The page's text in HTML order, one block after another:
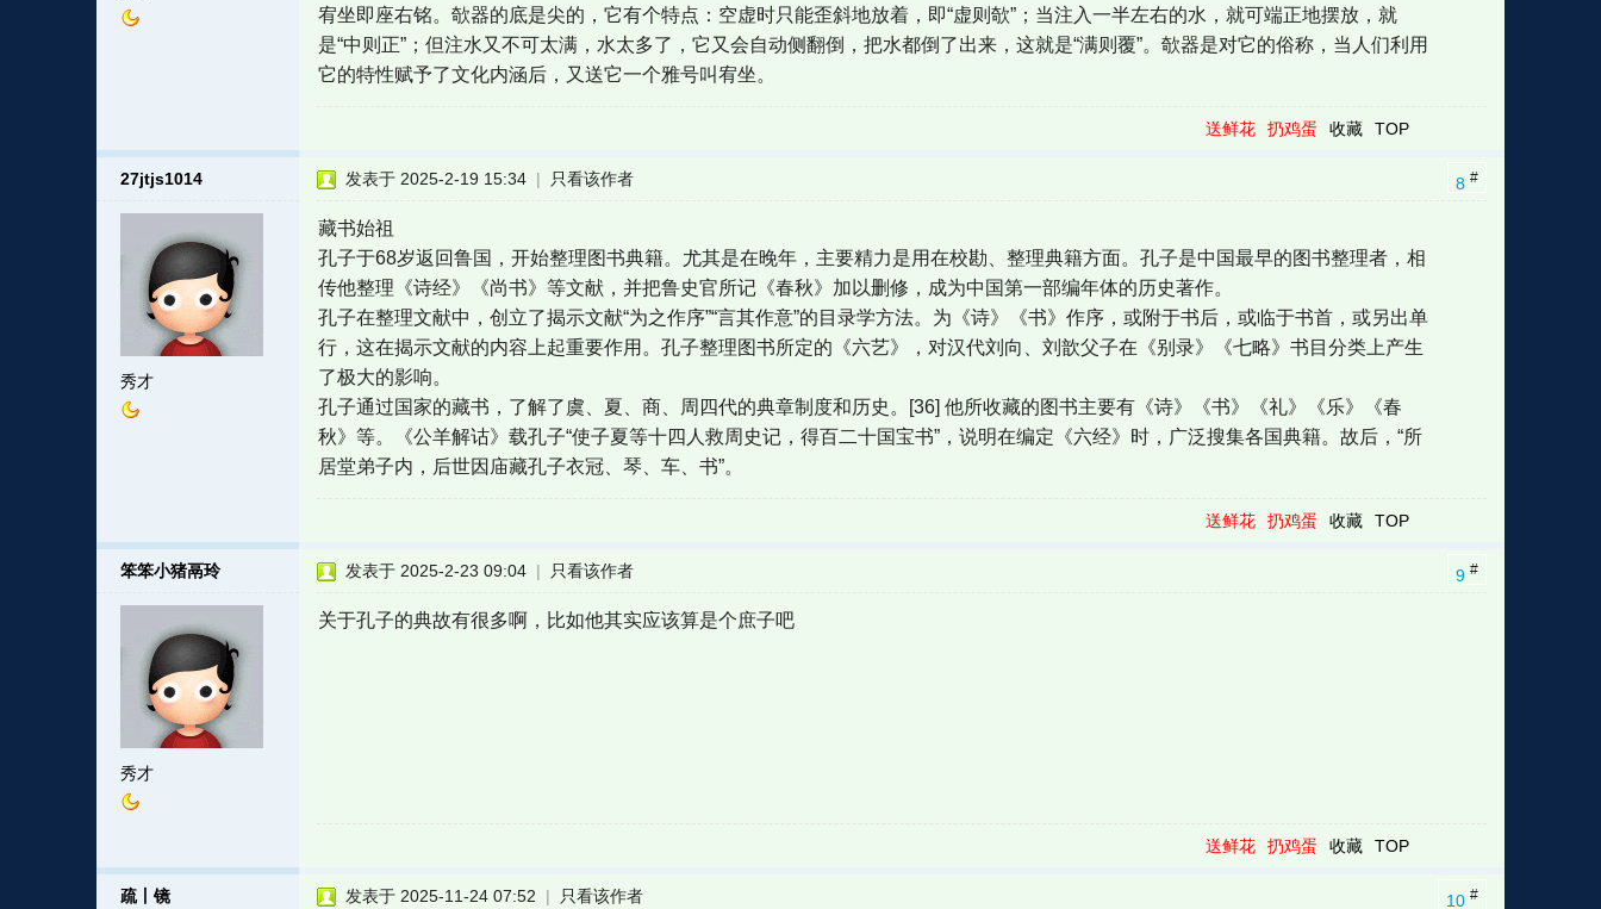
宥坐即座右铭。欹器的底是尖的，它有个特点：空虚时只能歪斜地放着，即“虚则欹”；当注入一半左右的水，就可端正地摆放，就
是“中则正”；但注水又不可太满，水太多了，它又会自动侧翻倒，把水都倒了出来，这就是“满则覆”。欹器是对它的俗称，当人们利用
它的特性赋予了文化内涵后，又送它一个雅号叫宥坐。
送鲜花 扔鸡蛋 收藏 TOP
27jtjs1014
秀才
8 #
发表于 2025-2-19 15:34 | 只看该作者
藏书始祖
孔子于68岁返回鲁国，开始整理图书典籍。尤其是在晚年，主要精力是用在校勘、整理典籍方面。孔子是中国最早的图书整理者，相
传他整理《诗经》《尚书》等文献，并把鲁史官所记《春秋》加以删修，成为中国第一部编年体的历史著作。
孔子在整理文献中，创立了揭示文献“为之作序”“言其作意”的目录学方法。为《诗》《书》作序，或附于书后，或临于书首，或另出单
行，这在揭示文献的内容上起重要作用。孔子整理图书所定的《六艺》，对汉代刘向、刘歆父子在《别录》《七略》书目分类上产生
了极大的影响。
孔子通过国家的藏书，了解了虞、夏、商、周四代的典章制度和历史。[36] 他所收藏的图书主要有《诗》《书》《礼》《乐》《春
秋》等。《公羊解诂》载孔子“使子夏等十四人救周史记，得百二十国宝书”，说明在编定《六经》时，广泛搜集各国典籍。故后，“所
居堂弟子内，后世因庙藏孔子衣冠、琴、车、书”。
送鲜花 扔鸡蛋 收藏 TOP
笨笨小猪鬲玲
秀才
9 #
发表于 2025-2-23 09:04 | 只看该作者
关于孔子的典故有很多啊，比如他其实应该算是个庶子吧
送鲜花 扔鸡蛋 收藏 TOP
疏丨镜 10 #
发表于 2025-11-24 07:52 | 只看该作者